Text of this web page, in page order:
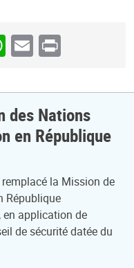
Email
Print
des Nations
en République
la Mission de
République
en application de
de sécurité datée du